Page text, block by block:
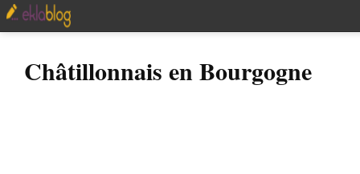
Châtillonnais en Bourgogne